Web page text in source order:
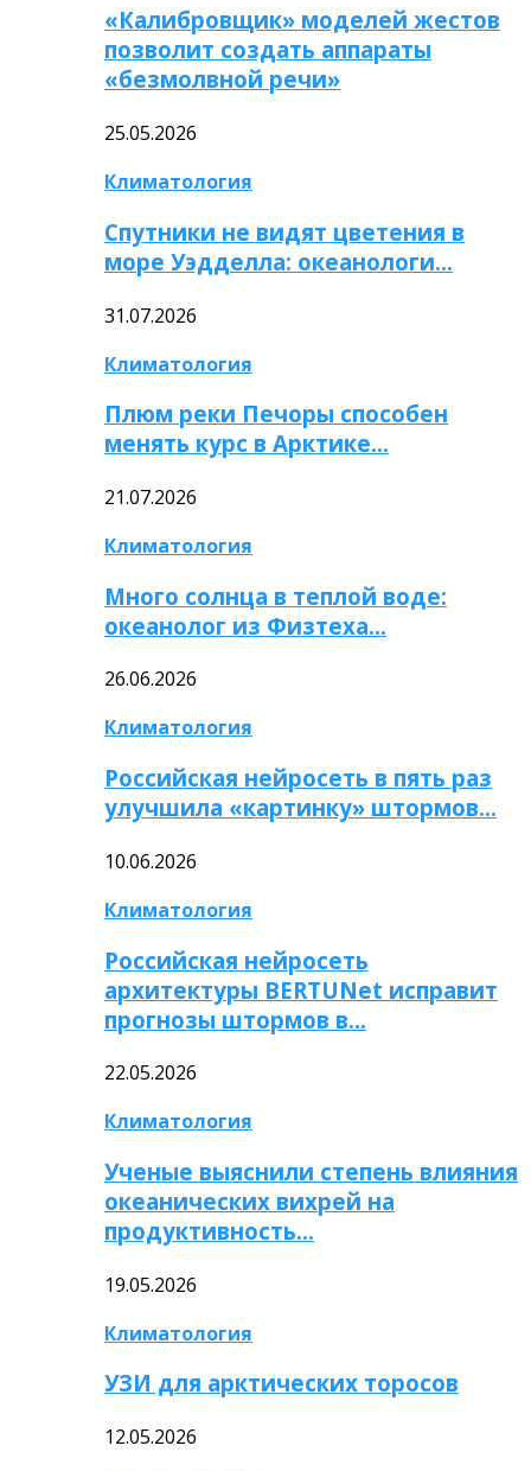
«Калибровщик» моделей жестов
позволит создать аппараты
«безмолвной речи»
25.05.2026
Климатология
Спутники не видят цветения в
море Уэдделла: океанологи…
31.07.2026
Климатология
Плюм реки Печоры способен
менять курс в Арктике…
21.07.2026
Климатология
Много солнца в теплой воде:
океанолог из Физтеха…
26.06.2026
Климатология
Российская нейросеть в пять раз
улучшила «картинку» штормов…
10.06.2026
Климатология
Российская нейросеть
архитектуры BERTUNet исправит
прогнозы штормов в…
22.05.2026
Климатология
Ученые выяснили степень влияния
океанических вихрей на
продуктивность…
19.05.2026
Климатология
УЗИ для арктических торосов
12.05.2026